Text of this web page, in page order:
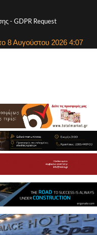
- GDPR Request
8 Αυγούστου 2026 4:07